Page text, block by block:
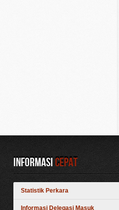
InformasiCepat
Statistik Perkara
Informasi Delegasi Masuk